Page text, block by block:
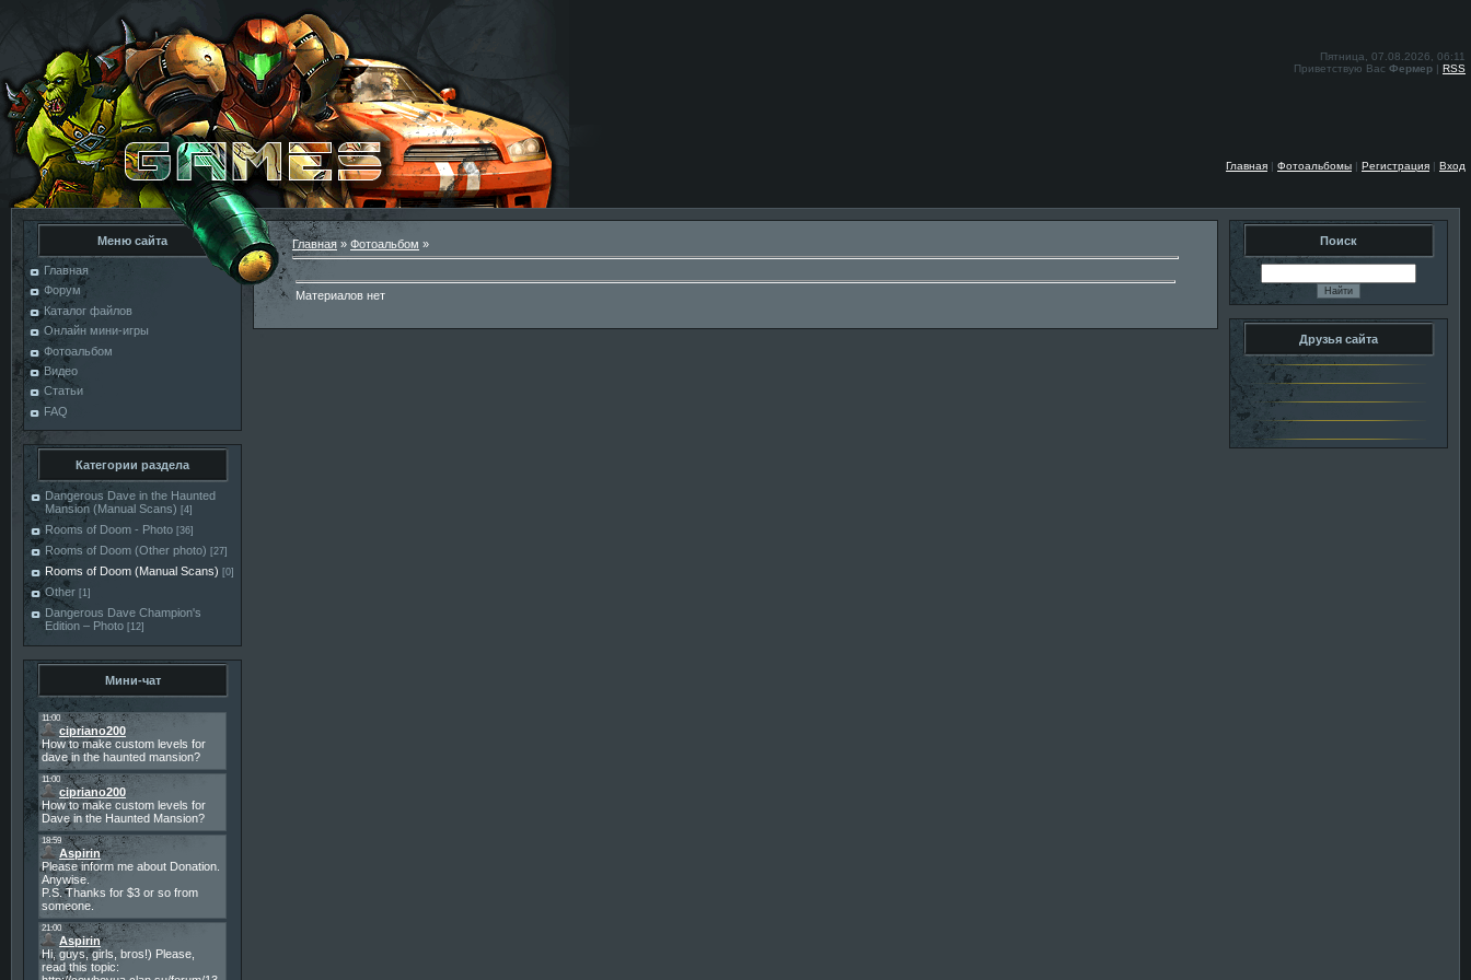
Пятница, 07.08.2026, 06:11
Приветствую Вас Фермер | RSS
Главная | Фотоальбомы | Регистрация | Вход
Меню сайта
Главная
Форум
Каталог файлов
Онлайн мини-игры
Фотоальбом
Видео
Статьи
FAQ
Категории раздела
Dangerous Dave in the Haunted
Mansion (Manual Scans) [4]
Rooms of Doom - Photo [36]
Rooms of Doom (Other photo) [27]
Rooms of Doom (Manual Scans) [0]
Other [1]
Dangerous Dave Champion's
Edition – Photo [12]
Мини-чат
Главная» Фотоальбом »
Материалов нет
Поиск
Друзья сайта